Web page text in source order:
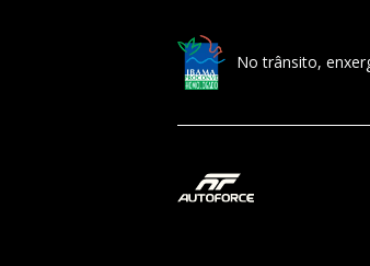
No trânsito,